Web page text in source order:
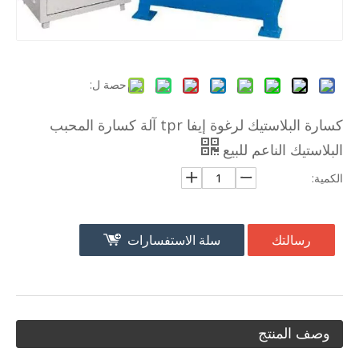
حصة ل:
كسارة البلاستيك لرغوة إيفا tpr آلة كسارة المحبب
البلاستيك الناعم للبيع
الكمية:
رسالتك سلة الاستفسارات
وصف المنتج